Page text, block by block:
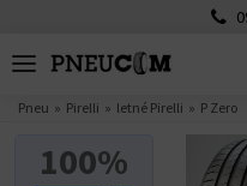
Pneu Pirelli letné Pirelli P Zero
100%